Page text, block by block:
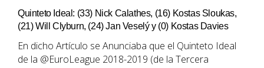
Quinteto Ideal: (33) Nick Calathes, (16) Kostas Sloukas,
(21) Will Clyburn, (24) Jan Veselý y (0) Kostas Davies
En dicho Artículo se Anunciaba que el Quinteto Ideal
de la @EuroLeague 2018-2019 (de la Tercera